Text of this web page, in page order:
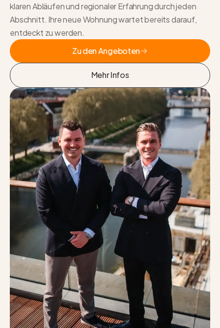
klaren Abläufen und regionaler Erfahrung durch jeden
Abschnitt. Ihre neue Wohnung wartet bereits darauf,
entdeckt zu werden.
Zu den Angeboten
Mehr Infos
Mehr Infos